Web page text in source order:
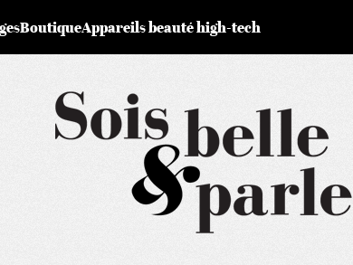
BoutiqueAppareils beauté high-tech